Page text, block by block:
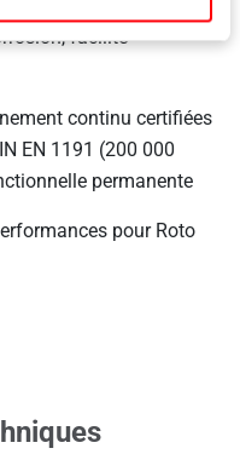
prEN 15685:2019
facilité
continu certifiées
EN 1191 (200 000
permanente
pour Roto